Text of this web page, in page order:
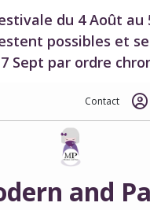
du 4 Août au
possibles et
Sept par ordre
Contact
and